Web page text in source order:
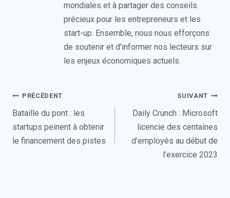
mondiales et à partager des conseils
précieux pour les entrepreneurs et les
start-up. Ensemble, nous nous efforçons
de soutenir et d'informer nos lecteurs sur
les enjeux économiques actuels.
Navigation
de
l’article
PRÉCÉDENT
Bataille du pont : les
startups peinent à obtenir
le financement des pistes
SUIVANT
Daily Crunch : Microsoft
licencie des centaines
d’employés au début de
l’exercice 2023